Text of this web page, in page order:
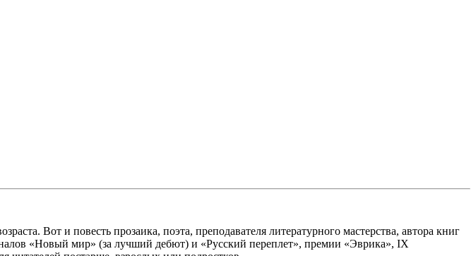
Вот и повесть прозаика, поэта, преподавателя литературного мастерства, автора книг
«Новый мир» (за лучший дебют) и «Русский переплет», премии «Эврика», IX